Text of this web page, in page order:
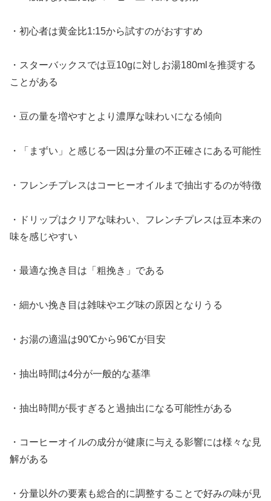
・初心者は黄金比1:15から試すのがおすすめ
・スターバックスでは豆10gに対しお湯180mlを推奨する
ことがある
・豆の量を増やすとより濃厚な味わいになる傾向
・「まずい」と感じる一因は分量の不正確さにある可能性
・フレンチプレスはコーヒーオイルまで抽出するのが特徴
・ドリップはクリアな味わい、フレンチプレスは豆本来の
味を感じやすい
・最適な挽き目は「粗挽き」である
・細かい挽き目は雑味やエグ味の原因となりうる
・お湯の適温は90℃から96℃が目安
・抽出時間は4分が一般的な基準
・抽出時間が長すぎると過抽出になる可能性がある
・コーヒーオイルの成分が健康に与える影響には様々な見
解がある
・分量以外の要素も総合的に調整することで好みの味が見